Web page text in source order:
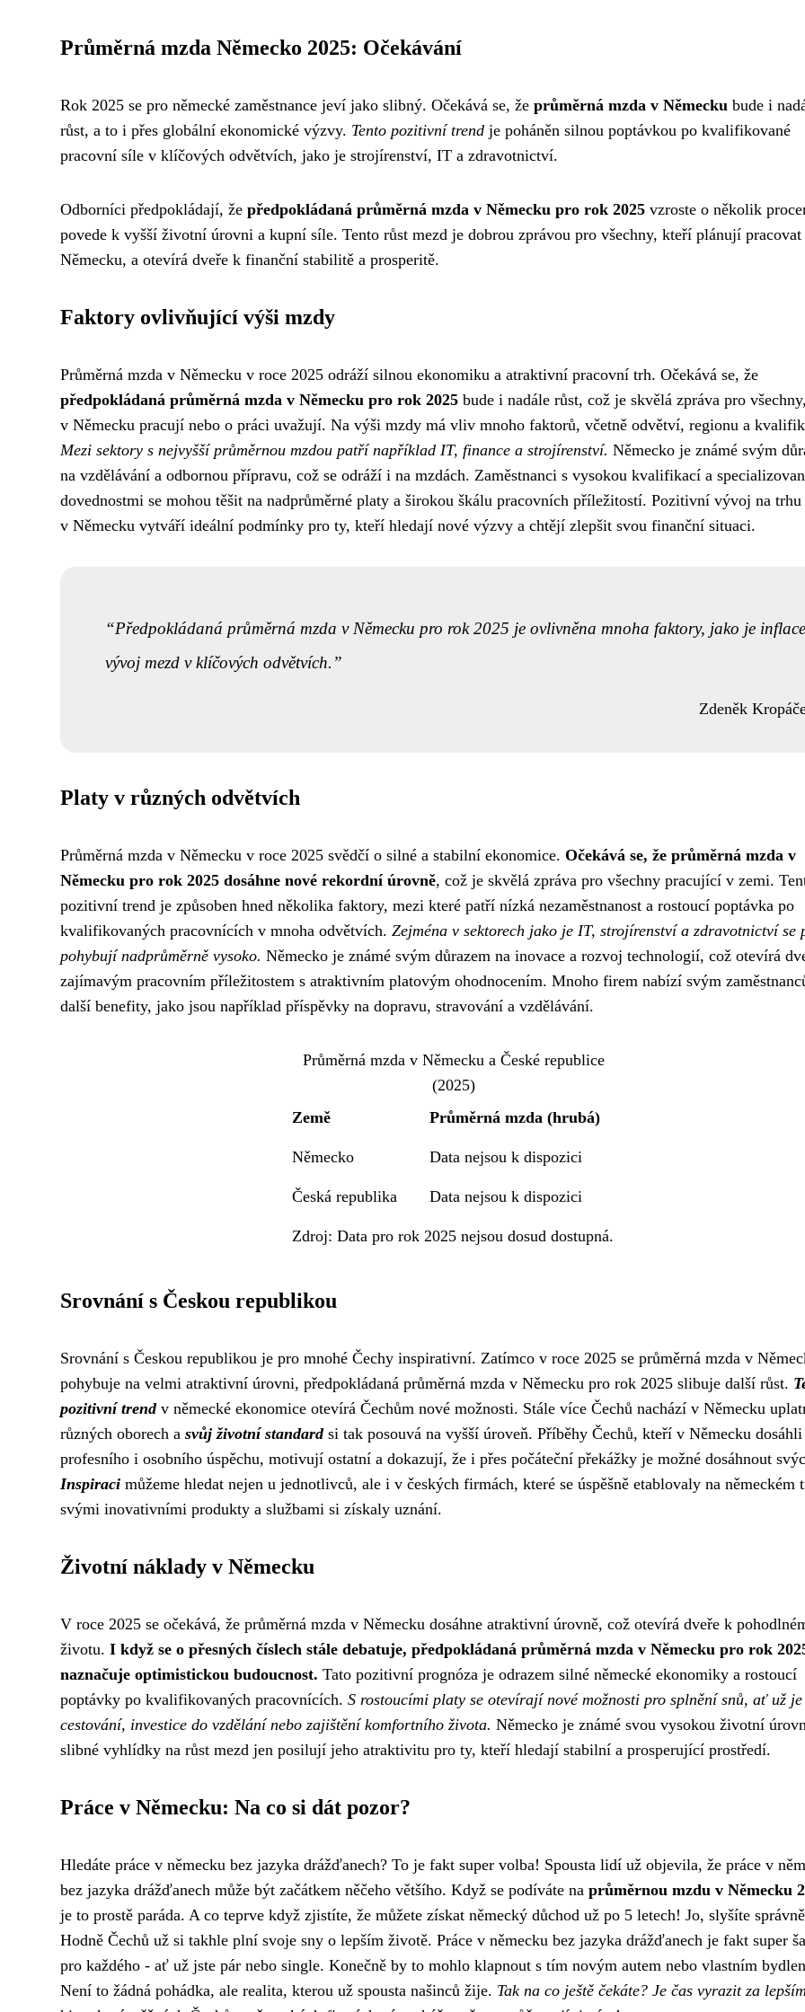
Průměrná mzda Německo 2025: Očekávání
Rok 2025 se pro německé zaměstnance jeví jako slibný. Očekává se, že průměrná mzda v Německu bude i
růst, a to i přes globální ekonomické výzvy. Tento pozitivní trend je poháněn silnou poptávkou po kvalifikované
pracovní síle v klíčových odvětvích, jako je strojírenství, IT a zdravotnictví.
Odborníci předpokládají, že předpokládaná průměrná mzda v Německu pro rok 2025 vzroste o několik
povede k vyšší životní úrovni a kupní síle. Tento růst mezd je dobrou zprávou pro všechny, kteří plánují
Německu, a otevírá dveře k finanční stabilitě a prosperitě.
Faktory ovlivňující výši mzdy
Průměrná mzda v Německu v roce 2025 odráží silnou ekonomiku a atraktivní pracovní trh. Očekává se, že
předpokládaná průměrná mzda v Německu pro rok 2025 bude i nadále růst, což je skvělá zpráva pro
v Německu pracují nebo o práci uvažují. Na výši mzdy má vliv mnoho faktorů, včetně odvětví, regionu a
Mezi sektory s nejvyšší průměrnou mzdou patří například IT, finance a strojírenství. Německo je známé svým
na vzdělávání a odbornou přípravu, což se odráží i na mzdách. Zaměstnanci s vysokou kvalifikací a
dovednostmi se mohou těšit na nadprůměrné platy a širokou škálu pracovních příležitostí. Pozitivní vývoj na trhu
v Německu vytváří ideální podmínky pro ty, kteří hledají nové výzvy a chtějí zlepšit svou finanční situaci.
Předpokládaná průměrná mzda v Německu pro rok 2025 je ovlivněna mnoha faktory, jako je
vývoj mezd v klíčových odvětvích.
Zdeněk
Platy v různých odvětvích
Průměrná mzda v Německu v roce 2025 svědčí o silné a stabilní ekonomice. Očekává se, že průměrná mzda v
Německu pro rok 2025 dosáhne nové rekordní úrovně, což je skvělá zpráva pro všechny pracující v zemi.
pozitivní trend je způsoben hned několika faktory, mezi které patří nízká nezaměstnanost a rostoucí poptávka po
kvalifikovaných pracovnících v mnoha odvětvích. Zejména v sektorech jako je IT, strojírenství a zdravotnictví se
pohybují nadprůměrně vysoko. Německo je známé svým důrazem na inovace a rozvoj technologií, což otevírá
zajímavým pracovním příležitostem s atraktivním platovým ohodnocením. Mnoho firem nabízí svým
další benefity, jako jsou například příspěvky na dopravu, stravování a vzdělávání.
Průměrná mzda v Německu a České republice
(2025)
Země
Průměrná mzda (hrubá)
Německo Data nejsou k dispozici
Česká republika Data nejsou k dispozici
Zdroj: Data pro rok 2025 nejsou dosud dostupná.
Srovnání s Českou republikou
Srovnání s Českou republikou je pro mnohé Čechy inspirativní. Zatímco v roce 2025 se průměrná mzda v
pohybuje na velmi atraktivní úrovni, předpokládaná průměrná mzda v Německu pro rok 2025 slibuje další růst.
pozitivní trendv německé ekonomice otevírá Čechům nové možnosti. Stále více Čechů nachází v Německu
různých oborech a svůj životní standardsi tak posouvá na vyšší úroveň. Příběhy Čechů, kteří v Německu dosáhli
profesního i osobního úspěchu, motivují ostatní a dokazují, že i přes počáteční překážky je možné dosáhnout
Inspiraci můžeme hledat nejen u jednotlivců, ale i v českých firmách, které se úspěšně etablovaly na německém
svými inovativními produkty a službami si získaly uznání.
Životní náklady v Německu
V roce 2025 se očekává, že průměrná mzda v Německu dosáhne atraktivní úrovně, což otevírá dveře k
životu. I když se o přesných číslech stále debatuje, předpokládaná průměrná mzda v Německu pro rok
naznačuje optimistickou budoucnost. Tato pozitivní prognóza je odrazem silné německé ekonomiky a rostoucí
poptávky po kvalifikovaných pracovnících. S rostoucími platy se otevírají nové možnosti pro splnění snů, ať už
cestování, investice do vzdělání nebo zajištění komfortního života. Německo je známé svou vysokou životní
slibné vyhlídky na růst mezd jen posilují jeho atraktivitu pro ty, kteří hledají stabilní a prosperující prostředí.
Práce v Německu: Na co si dát pozor?
Hledáte práce v německu bez jazyka drážďanech? To je fakt super volba! Spousta lidí už objevila, že práce v
bez jazyka drážďanech může být začátkem něčeho většího. Když se podíváte na průměrnou mzdu v Německu
je to prostě paráda. A co teprve když zjistíte, že můžete získat německý důchod už po 5 letech! Jo, slyšíte
Hodně Čechů už si takhle plní svoje sny o lepším životě. Práce v německu bez jazyka drážďanech je fakt super
pro každého - ať už jste pár nebo single. Konečně by to mohlo klapnout s tím novým autem nebo vlastním
Není to žádná pohádka, ale realita, kterou už spousta našinců žije. Tak na co ještě čekáte? Je čas vyrazit za